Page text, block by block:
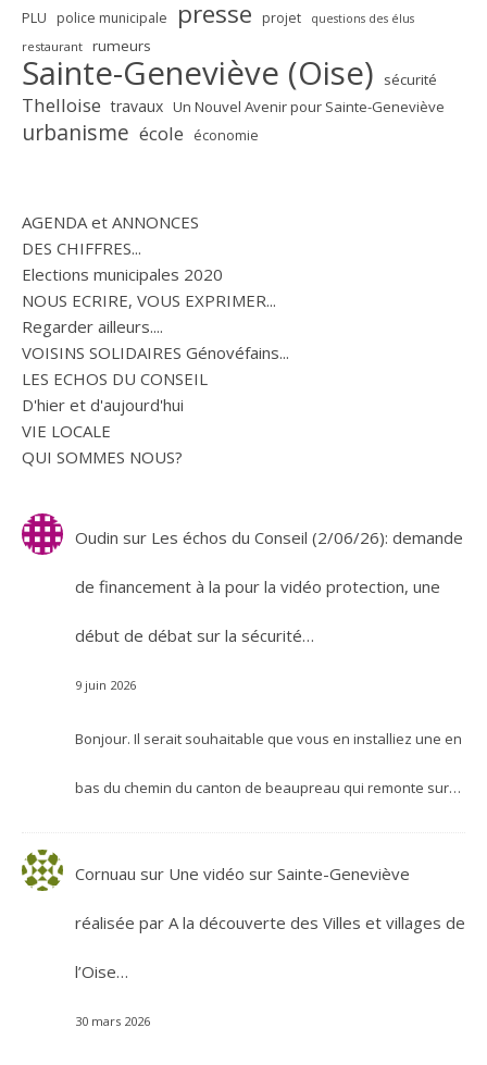
PLU police municipale presse projet questions des élus
restaurant rumeurs
Sainte-Geneviève (Oise) sécurité
Thelloise travaux Un Nouvel Avenir pour Sainte-Geneviève
urbanisme école économie
AGENDA et ANNONCES
DES CHIFFRES...
Elections municipales 2020
NOUS ECRIRE, VOUS EXPRIMER...
Regarder ailleurs....
VOISINS SOLIDAIRES Génovéfains...
LES ECHOS DU CONSEIL
D'hier et d'aujourd'hui
VIE LOCALE
QUI SOMMES NOUS?
Oudin sur Les échos du Conseil (2/06/26): demande
de financement à la pour la vidéo protection, une
début de débat sur la sécurité…
9 juin 2026
Bonjour. Il serait souhaitable que vous en installiez une en
bas du chemin du canton de beaupreau qui remonte sur…
Cornuau sur Une vidéo sur Sainte-Geneviève
réalisée par A la découverte des Villes et villages de
l’Oise…
30 mars 2026